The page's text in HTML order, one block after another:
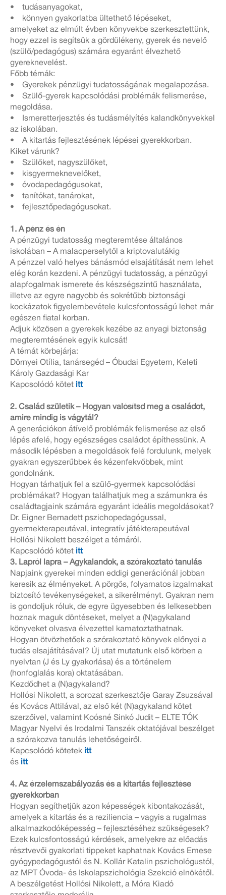
• tudásanyagokat,
• könnyen gyakorlatba ültethető lépéseket,
amelyeket az elmúlt évben könyvekbe szerkesztettünk,
hogy ezzel is segítsük a gördülékeny, gyerek és nevelő
(szülő/pedagógus) számára egyaránt élvezhető
gyereknevelést.
Főbb témák:
• Gyerekek pénzügyi tudatosságának megalapozása.
• Szülő-gyerek kapcsolódási problémák felismerése,
megoldása.
• Ismeretterjesztés és tudásmélyítés kalandkönyvekkel
az iskolában.
• A kitartás fejlesztésének lépései gyerekkorban.
Kiket várunk?
• Szülőket, nagyszülőket,
• kisgyermeknevelőket,
• óvodapedagógusokat,
• tanítókat, tanárokat,
• fejlesztőpedagógusokat.
1. A pénz és én
A pénzügyi tudatosság megteremtése általános
iskolában – A malacperselytől a kriptovalutákig
A pénzzel való helyes bánásmód elsajátítását nem lehet
elég korán kezdeni. A pénzügyi tudatosság, a pénzügyi
alapfogalmak ismerete és készségszintű használata,
illetve az egyre nagyobb és sokrétűbb biztonsági
kockázatok figyelembevétele kulcsfontosságú lehet már
egészen fiatal korban.
Adjuk közösen a gyerekek kezébe az anyagi biztonság
megteremtésének egyik kulcsát!
A témát körbejárja:
Dörnyei Otília, tanársegéd – Óbudai Egyetem, Keleti
Károly Gazdasági Kar
Kapcsolódó kötet itt
2. Család születik – Hogyan valósítsd meg a családot,
amire mindig is vágytál?
A generációkon átívelő problémák felismerése az első
lépés afelé, hogy egészséges családot építhessünk. A
második lépésben a megoldások felé fordulunk, melyek
gyakran egyszerűbbek és kézenfekvőbbek, mint
gondolnánk.
Hogyan tárhatjuk fel a szülő-gyermek kapcsolódási
problémákat? Hogyan találhatjuk meg a számunkra és
családtagjaink számára egyaránt ideális megoldásokat?
Dr. Eigner Bernadett pszichopedagógussal,
gyermekterapeutával, integratív játékterapeutával
Hollósi Nikolett beszélget a témáról.
Kapcsolódó kötet itt
3. Lapról lapra – Agykalandok, a szórakoztató tanulás
Napjaink gyerekei minden eddigi generációnál jobban
keresik az élményeket. A pörgős, folyamatos izgalmakat
biztosító tevékenységeket, a sikerélményt. Gyakran nem
is gondoljuk róluk, de egyre ügyesebben és lelkesebben
hoznak maguk döntéseket, melyet a (N)agykaland
könyveket olvasva élvezettel kamatoztathatnak.
Hogyan ötvözhetőek a szórakoztató könyvek előnyei a
tudás elsajátításával? Új utat mutatunk első körben a
nyelvtan (J és Ly gyakorlása) és a történelem
(honfoglalás kora) oktatásában.
Kezdődhet a (N)agykaland?
Hollósi Nikolett, a sorozat szerkesztője Garay Zsuzsával
és Kovács Attilával, az első két (N)agykaland kötet
szerzőivel, valamint Koósné Sinkó Judit – ELTE TÓK
Magyar Nyelvi és Irodalmi Tanszék oktatójával beszélget
a szórakozva tanulás lehetőségeiről.
Kapcsolódó kötetek itt
és itt
4. Az érzelemszabályozás és a kitartás fejlesztése
gyerekkorban
Hogyan segíthetjük azon képességek kibontakozását,
amelyek a kitartás és a reziliencia – vagyis a rugalmas
alkalmazkodóképesség – fejlesztéséhez szükségesek?
Ezek kulcsfontosságú kérdések, amelyekre az előadás
résztvevői gyakorlati tippeket kaphatnak Kovács Emese
gyógypedagógustól és N. Kollár Katalin pszichológustól,
az MPT Óvoda- és Iskolapszichológia Szekció elnökétől.
A beszélgetést Hollósi Nikolett, a Móra Kiadó